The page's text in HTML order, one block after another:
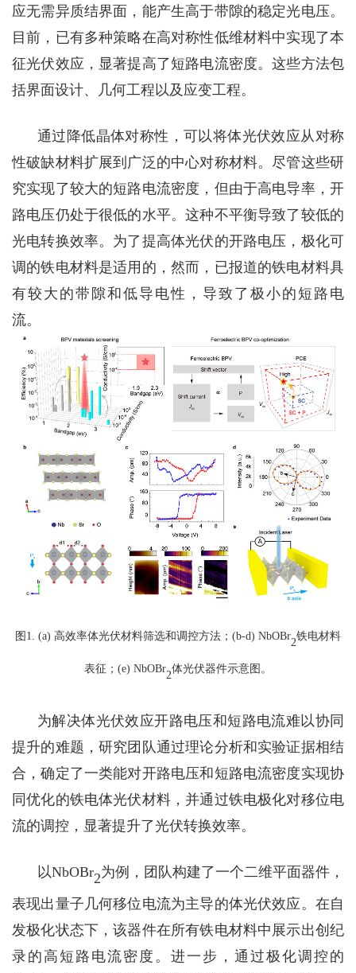
应无需异质结界面，能产生高于带隙的稳定光电压。
目前，已有多种策略在高对称性低维材料中实现了本
征光伏效应，显著提高了短路电流密度。这些方法包
括界面设计、几何工程以及应变工程。
通过降低晶体对称性，可以将体光伏效应从对称
性破缺材料扩展到广泛的中心对称材料。尽管这些研
究实现了较大的短路电流密度，但由于高电导率，开
路电压仍处于很低的水平。这种不平衡导致了较低的
光电转换效率。 为了提高体光伏的开路电压，极化可
调 的铁电材料是适用的，然而，已报道的铁电材料具
有较大的带隙和低导电性，导致了极小的短路电
流。
图1. (a) 高效率体光伏材料筛选和调控方法 ；(b-d) NbOBr
2
铁电材料
表征；(e) NbOBr
2
体光伏器件示意图。
为解决体光伏效应开路电压和短路电流难以协同
提升的难题，研究团队通过理论分析和实验证据相结
合，确定了一类能对开路电压和短路电流密度实现协
同优化的铁电体光伏材料 ，并通过铁电极化对移位电
流的调控， 显著提升了光伏转换效率。
以NbOBr2为例， 团队构建了一个二维平面器件，
表现出量子几何移位电流为主导的体光伏效应。在自
发极化状态下，该器件在所有铁电材料中展示出创纪
录的高短路电流密度。进一步，通过极化调控的